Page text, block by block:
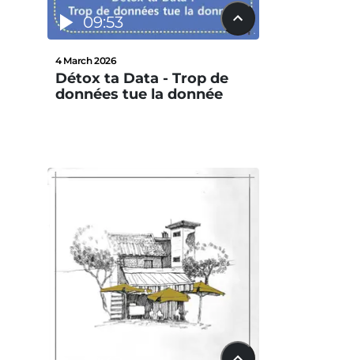
09:53
4 March 2026
Détox ta Data - Trop de
données tue la donnée